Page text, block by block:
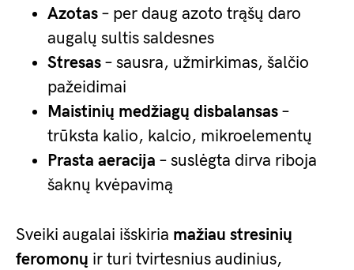
Azotas – per daug azoto trąšų daro
augalų sultis saldesnes
Stresas – sausra, užmirkimas, šalčio
pažeidimai
Maistinių medžiagų disbalansas –
trūksta kalio, kalcio, mikroelementų
Prasta aeracija – suslėgta dirva riboja
šaknų kvėpavimą
Sveiki augalai išskiria mažiau stresinių
feromonų ir turi tvirtesnius audinius,